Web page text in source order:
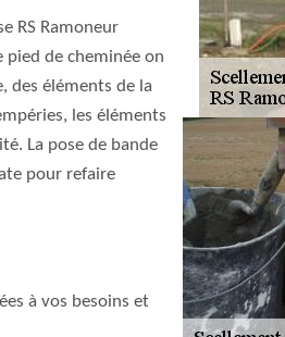
RS Ramoneur
pied de cheminée on
des éléments de la
les éléments
La pose de bande
pour refaire
à vos besoins et